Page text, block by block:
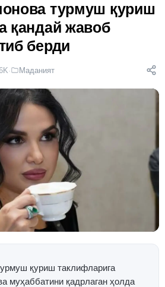
турмуш қуриш
қандай жавоб
берди
· Маданият
қуриш таклифларига
муҳаббатини қадрлаган ҳолда